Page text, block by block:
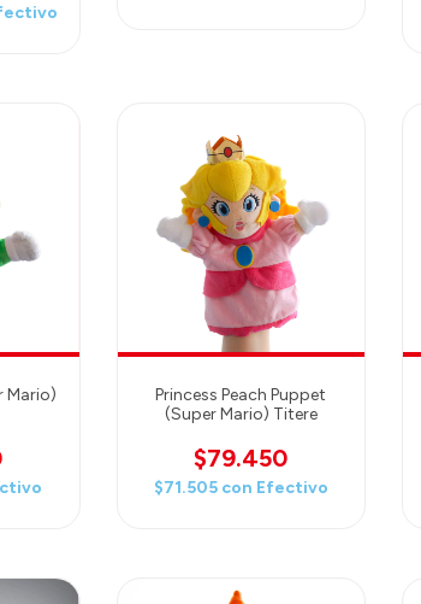
Mario)
Princess Peach Puppet
(Super Mario) Titere
$79.450
$71.505 con Efectivo